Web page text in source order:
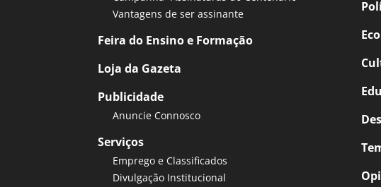
Vantagens de ser assinante
Feira do Ensino e Formação
Loja da Gazeta
Publicidade
Anuncie Connosco
Serviços
Emprego e Classificados
Divulgação Institucional